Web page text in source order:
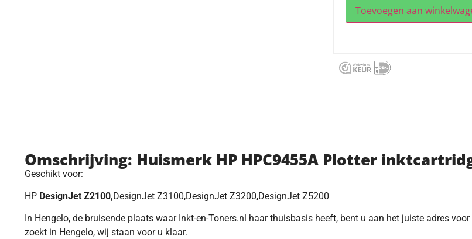
Toevoegen aan
Omschrijving: Huismerk HP HPC9455A Plotter
Geschikt voor:
HP DesignJet Z2100,DesignJet Z3100,DesignJet Z3200,DesignJet Z5200
In Hengelo, de bruisende plaats waar Inkt-en-Toners.nl haar thuisbasis heeft, bent u aan het juiste adres
zoekt in Hengelo, wij staan voor u klaar.